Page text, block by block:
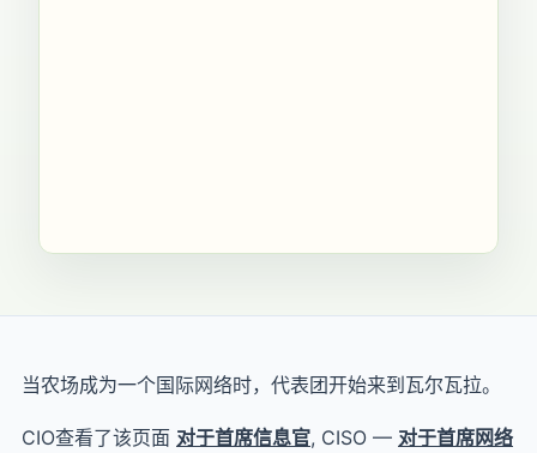
当农场成为一个国际网络时，代表团开始来到瓦尔瓦拉。
CIO查看了该页面 对于首席信息官, CISO — 对于首席网络